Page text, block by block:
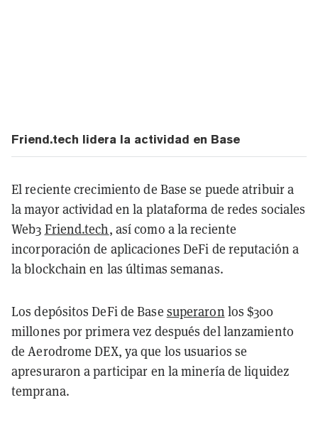
Friend.tech lidera la actividad en Base
El reciente crecimiento de Base se puede atribuir a
la mayor actividad en la plataforma de redes sociales
Web3 Friend.tech, así como a la reciente
incorporación de aplicaciones DeFi de reputación a
la blockchain en las últimas semanas.
Los depósitos DeFi de Base superaron los $300
millones por primera vez después del lanzamiento
de Aerodrome DEX, ya que los usuarios se
apresuraron a participar en la minería de liquidez
temprana.